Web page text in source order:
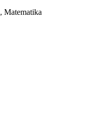
Matematika